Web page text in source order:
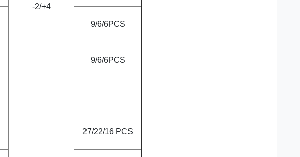
-2/+4
9/6/6PCS
9/6/6PCS
27/22/16 PCS